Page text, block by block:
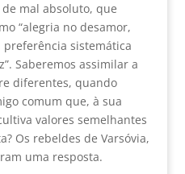
mal absoluto, que
“alegria no desamor,
sistemática
Saberemos assimilar a
diferentes, quando
comum que, à sua
valores semelhantes
Os rebeldes de Varsóvia,
uma resposta.